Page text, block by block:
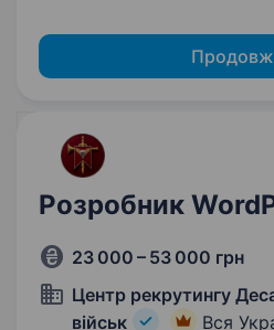
Розробник
23 000 – 53 000 грн
Центр рекрутингу
військ
Вся